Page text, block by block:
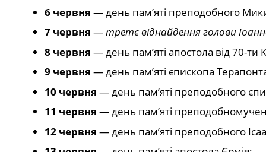
6 червня — день пам’яті преподобного
7 червня —третє віднайдення голови
8 червня — день пам’яті апостола від 70-ти
9 червня — день пам’яті єпископа
10 червня — день пам’яті преподобного
11 червня — день пам’яті
12 червня — день пам’яті преподобного